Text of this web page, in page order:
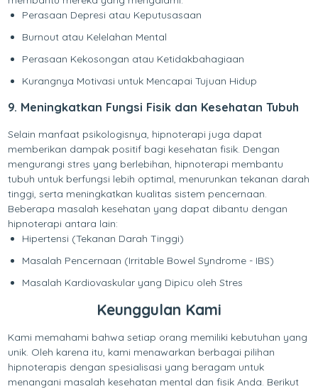
Perasaan Depresi atau Keputusasaan
Burnout atau Kelelahan Mental
Perasaan Kekosongan atau Ketidakbahagiaan
Kurangnya Motivasi untuk Mencapai Tujuan Hidup
9. Meningkatkan Fungsi Fisik dan Kesehatan Tubuh
Selain manfaat psikologisnya, hipnoterapi juga dapat
memberikan dampak positif bagi kesehatan fisik. Dengan
mengurangi stres yang berlebihan, hipnoterapi membantu
tubuh untuk berfungsi lebih optimal, menurunkan tekanan darah
tinggi, serta meningkatkan kualitas sistem pencernaan.
Beberapa masalah kesehatan yang dapat dibantu dengan
hipnoterapi antara lain:
Hipertensi (Tekanan Darah Tinggi)
Masalah Pencernaan (Irritable Bowel Syndrome - IBS)
Masalah Kardiovaskular yang Dipicu oleh Stres
Keunggulan Kami
Kami memahami bahwa setiap orang memiliki kebutuhan yang
unik. Oleh karena itu, kami menawarkan berbagai pilihan
hipnoterapis dengan spesialisasi yang beragam untuk
menangani masalah kesehatan mental dan fisik Anda. Berikut